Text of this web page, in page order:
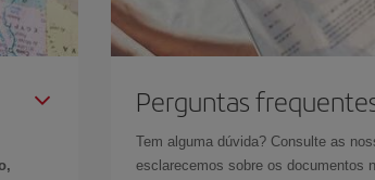
Perguntas
Tem alguma dúvida? Consulte as
esclarecemos sobre os documentos